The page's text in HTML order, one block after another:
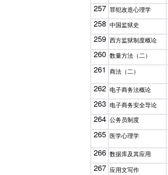
257 罪犯改造心理学
258 中国监狱史
259 西方监狱制度概论
260 数量方法（二）
261 商法（二）
262 电子商务法概论
263 电子商务安全导论
264 公务员制度
265 医学心理学
266 数据库及其应用
267 应用文写作